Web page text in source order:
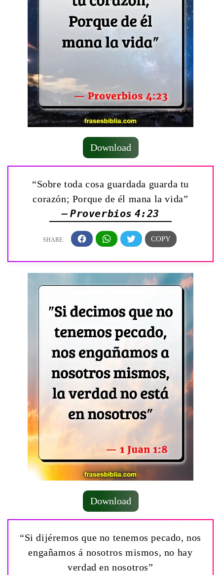
Download
“Sobre toda cosa guardada guarda tu
corazón; Porque de él mana la vida”
— Proverbios 4:23
Download
“Si dijéremos que no tenemos pecado, nos
engañamos á nosotros mismos, no hay
verdad en nosotros”